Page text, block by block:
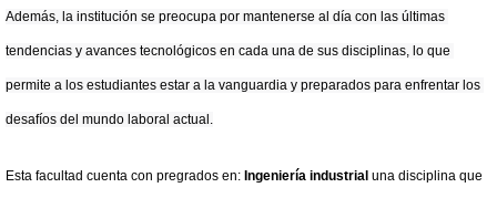
Además, la institución se preocupa por mantenerse al día con las últimas
tendencias y avances tecnológicos en cada una de sus disciplinas, lo que
permite a los estudiantes estar a la vanguardia y preparados para enfrentar los
desafíos del mundo laboral actual.
Esta facultad cuenta con pregrados en: Ingeniería industrial una disciplina que